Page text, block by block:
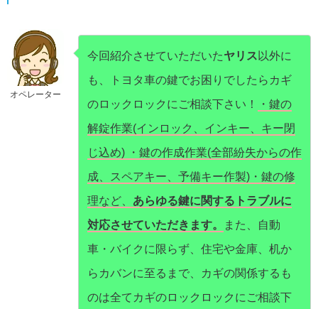
オペレーター
今回紹介させていただいたヤリス 以外に
も、トヨタ車の鍵でお困りでしたらカギ
のロックロックにご相談下さい！
・鍵の
解錠作業(インロック、インキー、キー閉
じ込め) ・鍵の作成作業(全部紛失からの作
成、スペアキー、予備キー作製)・鍵の修
理など、 あらゆる鍵に関するトラブルに
対応させていただきます。
また、自動
車・バイクに限らず、住宅や金庫、机か
らカバンに至るまで、カギの関係するも
のは全てカギのロックロックにご相談下